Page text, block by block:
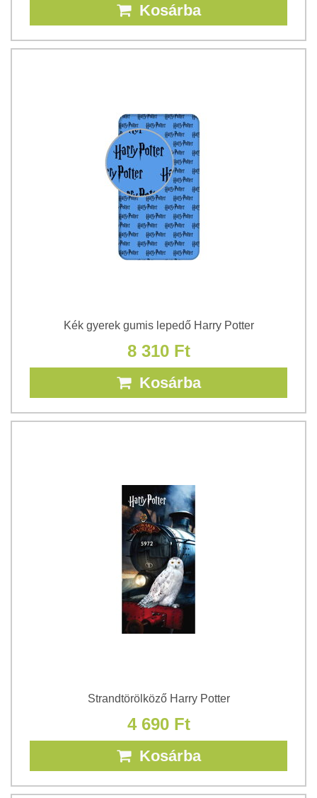
Kosárba
Kék gyerek gumis lepedő Harry Potter
8 310 Ft
Kosárba
Strandtörölköző Harry Potter
4 690 Ft
Kosárba